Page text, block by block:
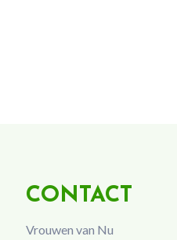
CONTACT
Vrouwen van Nu